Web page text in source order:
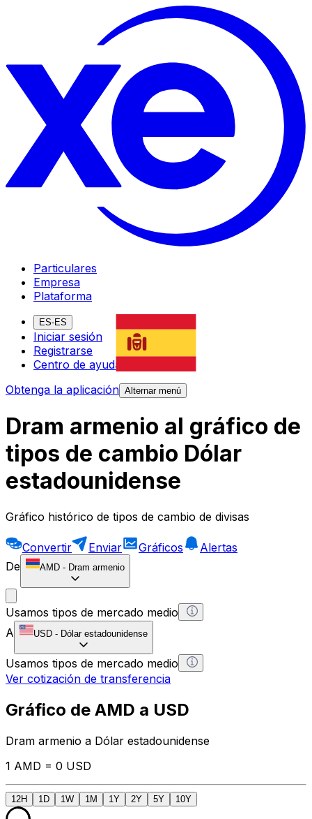
Particulares
Empresa
Plataforma
ES-ES
Iniciar sesión
Registrarse
Centro de ayuda
Obtenga la aplicación Alternar menú
Dram armenio al gráfico de
tipos de cambio Dólar
estadounidense
Gráfico histórico de tipos de cambio de divisas
Convertir Enviar Gráficos
Alertas
De
AMD - Dram armenio
Usamos tipos de mercado medio
A
USD - Dólar estadounidense
Usamos tipos de mercado medio
Ver cotización de transferencia
Gráfico de AMD a USD
Dram armenio a Dólar estadounidense
1 AMD = 0 USD
12H 1D 1W 1M 1Y 2Y 5Y 10Y